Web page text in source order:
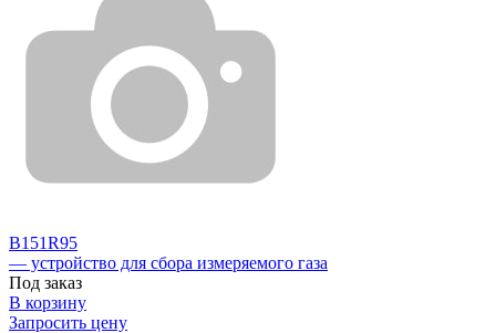
B151R95
— устройство для сбора измеряемого газа
Под заказ
В корзину
Запросить цену